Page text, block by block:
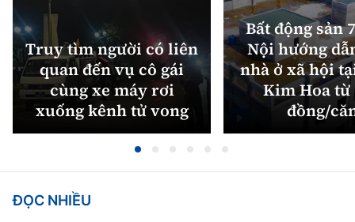
Truy tìm người có liên
quan đến vụ cô gái
cùng xe máy rơi
xuống kênh tử vong
Bất động sản
Nội hướng
nhà ở xã hội
Kim Hoa từ
đồng/
ĐỌC NHIỀU